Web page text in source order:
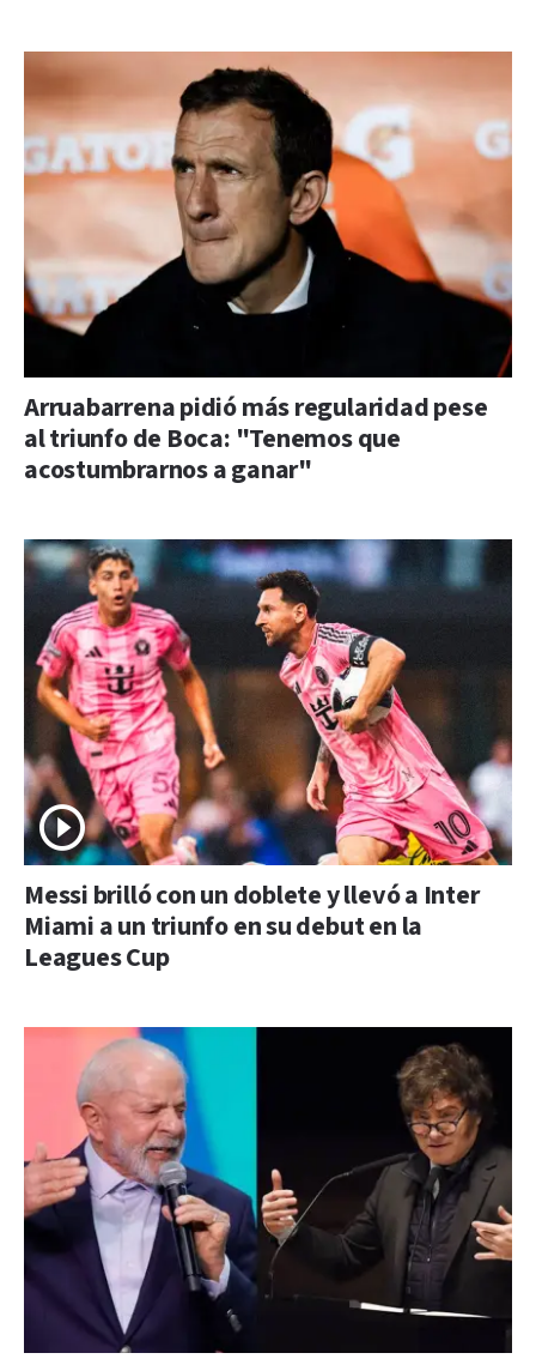
Arruabarrena pidió más regularidad pese
al triunfo de Boca: "Tenemos que
acostumbrarnos a ganar"
Messi brilló con un doblete y llevó a Inter
Miami a un triunfo en su debut en la
Leagues Cup